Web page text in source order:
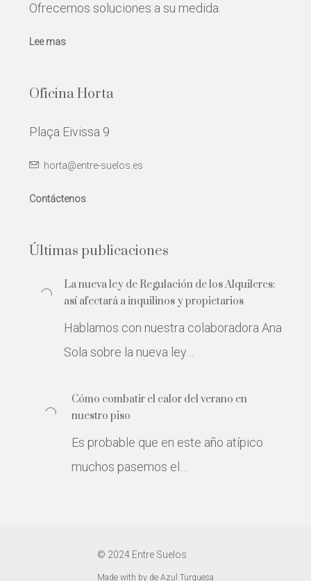
Ofrecemos soluciones a su medida.
Lee mas
Oficina Horta
Plaça Eivissa 9
horta@entre-suelos.es
Contáctenos
Últimas publicaciones
La nueva ley de Regulación de los Alquileres:
así afectará a inquilinos y propietarios
Hablamos con nuestra colaboradora Ana
Sola sobre la nueva ley…
Cómo combatir el calor del verano en
nuestro piso
Es probable que en este año atípico
muchos pasemos el…
© 2024 Entre Suelos
Made with by de Azul Turquesa